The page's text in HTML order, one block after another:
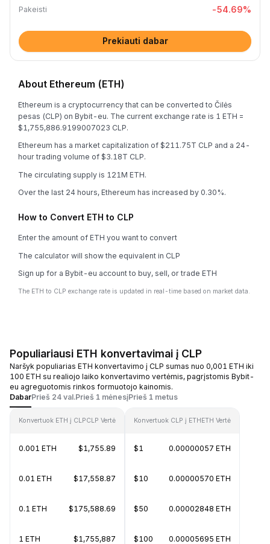
Pakeisti -54.69%
Prekiauti dabar
About Ethereum (ETH)
Ethereum is a cryptocurrency that can be converted to Čilės
pesas (CLP) on Bybit-eu. The current exchange rate is 1 ETH =
$1,755,886.9199007023 CLP.
Ethereum has a market capitalization of $211.75T CLP and a 24-
hour trading volume of $3.18T CLP.
The circulating supply is 121M ETH.
Over the last 24 hours, Ethereum has increased by 0.30%.
How to Convert ETH to CLP
Enter the amount of ETH you want to convert
The calculator will show the equivalent in CLP
Sign up for a Bybit-eu account to buy, sell, or trade ETH
The ETH to CLP exchange rate is updated in real-time based on market data.
Populiariausi ETH konvertavimai į CLP
Naršyk populiarias ETH konvertavimo į CLP sumas nuo 0,001 ETH iki
100 ETH su realiojo laiko konvertavimo vertėmis, pagrįstomis Bybit-
eu agreguotomis rinkos formuotojo kainomis.
DabarPrieš 24 val.Prieš 1 mėnesįPrieš 1 metus
Konvertuok ETH į CLPCLP Vertė
0.001 ETH $1,755.89
0.01 ETH $17,558.87
0.1 ETH $175,588.69
1 ETH $1,755,887
Konvertuok CLP į ETHETH Vertė
$1 0.00000057 ETH
$10 0.00000570 ETH
$50 0.00002848 ETH
$100 0.00005695 ETH